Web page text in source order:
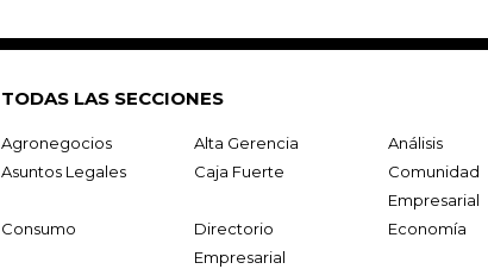
TODAS LAS SECCIONES
Agronegocios Alta Gerencia
Análisis
Asuntos Legales
Caja Fuerte
Comunidad
Empresarial
Consumo
Directorio
Empresarial
Economía